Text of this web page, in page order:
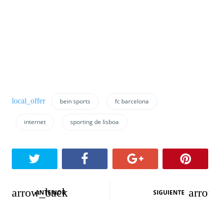
bein sports fc barcelona
internet sporting de lisboa
N
ANTERIOR SIGUIENTE